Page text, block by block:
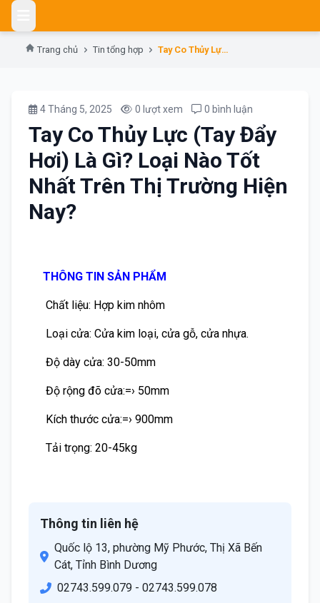
Skip
content
Trang chủ Tin tổng hợp Tay Co Thủy Lực (Tay Đẩy Hơi) Là Gì? Loại Nào Tốt Nhất Trên Thị Trường Hiện Nay?
4 Tháng 5, 2025 0 lượt xem 0 bình luận
Tay Co Thủy Lực (Tay Đẩy
Hơi) Là Gì? Loại Nào Tốt
Nhất Trên Thị Trường Hiện
Nay?
THÔNG TIN SẢN PHẨM
Chất liệu: Hợp kim nhôm
Loại cửa: Cửa kim loại, cửa gỗ, cửa nhựa.
Độ dày cửa: 30-50mm
Độ rộng đõ cửa:=› 50mm
Kích thước cửa:=› 900mm
Tải trọng: 20-45kg
Thông tin liên hệ
Quốc lộ 13, phường Mỹ Phước, Thị Xã Bến
Cát, Tỉnh Bình Dương
02743.599.079 - 02743.599.078